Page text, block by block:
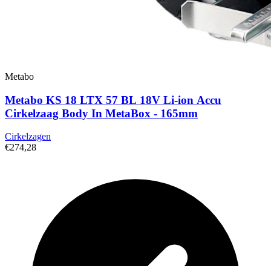
Metabo
Metabo KS 18 LTX 57 BL 18V Li-ion Accu
Cirkelzaag Body In MetaBox - 165mm
Cirkelzagen
€274,28